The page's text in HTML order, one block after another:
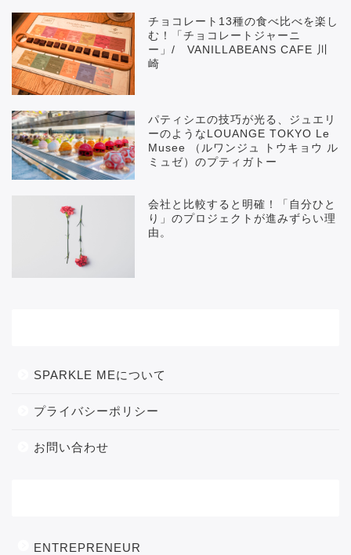
チョコレート13種の食べ比べを楽し
む！「チョコレートジャーニ
ー」/ VANILLABEANS CAFE 川
崎
パティシエの技巧が光る、ジュエリ
ーのようなLOUANGE TOKYO Le
Musee （ルワンジュ トウキョウ ル
ミュゼ）のプティガトー
会社と比較すると明確！「自分ひと
り」のプロジェクトが進みずらい理
由。
SPARKLE MEについて
プライバシーポリシー
お問い合わせ
ENTREPRENEUR